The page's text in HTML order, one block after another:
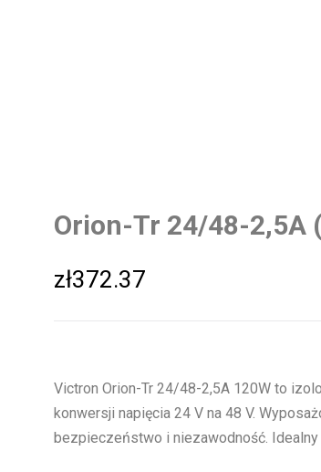
Orion-Tr 24/48-2,5A
zł372.37
Victron Orion-Tr 24/48-2,5A 120W to
konwersji napięcia 24 V na 48 V.
bezpieczeństwo i niezawodność.